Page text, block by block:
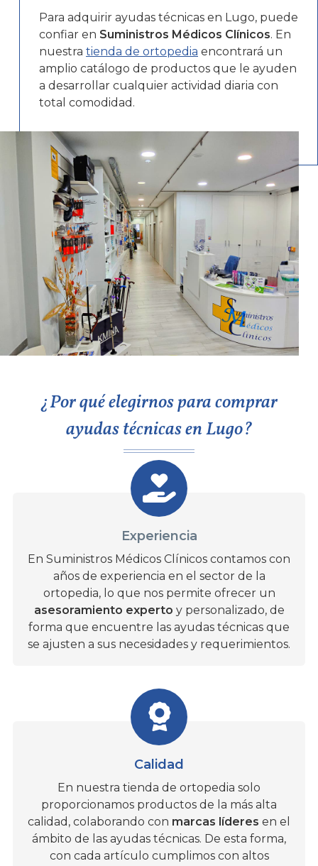
Para adquirir ayudas técnicas en Lugo, puede
confiar en Suministros Médicos Clínicos. En
nuestra tienda de ortopedia encontrará un
amplio catálogo de productos que le ayuden
a desarrollar cualquier actividad diaria con
total comodidad.
¿Por qué elegirnos para comprar
ayudas técnicas en Lugo?
Experiencia
En Suministros Médicos Clínicos contamos con
años de experiencia en el sector de la
ortopedia, lo que nos permite ofrecer un
asesoramiento experto y personalizado, de
forma que encuentre las ayudas técnicas que
se ajusten a sus necesidades y requerimientos.
Calidad
En nuestra tienda de ortopedia solo
proporcionamos productos de la más alta
calidad, colaborando con marcas líderes en el
ámbito de las ayudas técnicas. De esta forma,
con cada artículo cumplimos con altos